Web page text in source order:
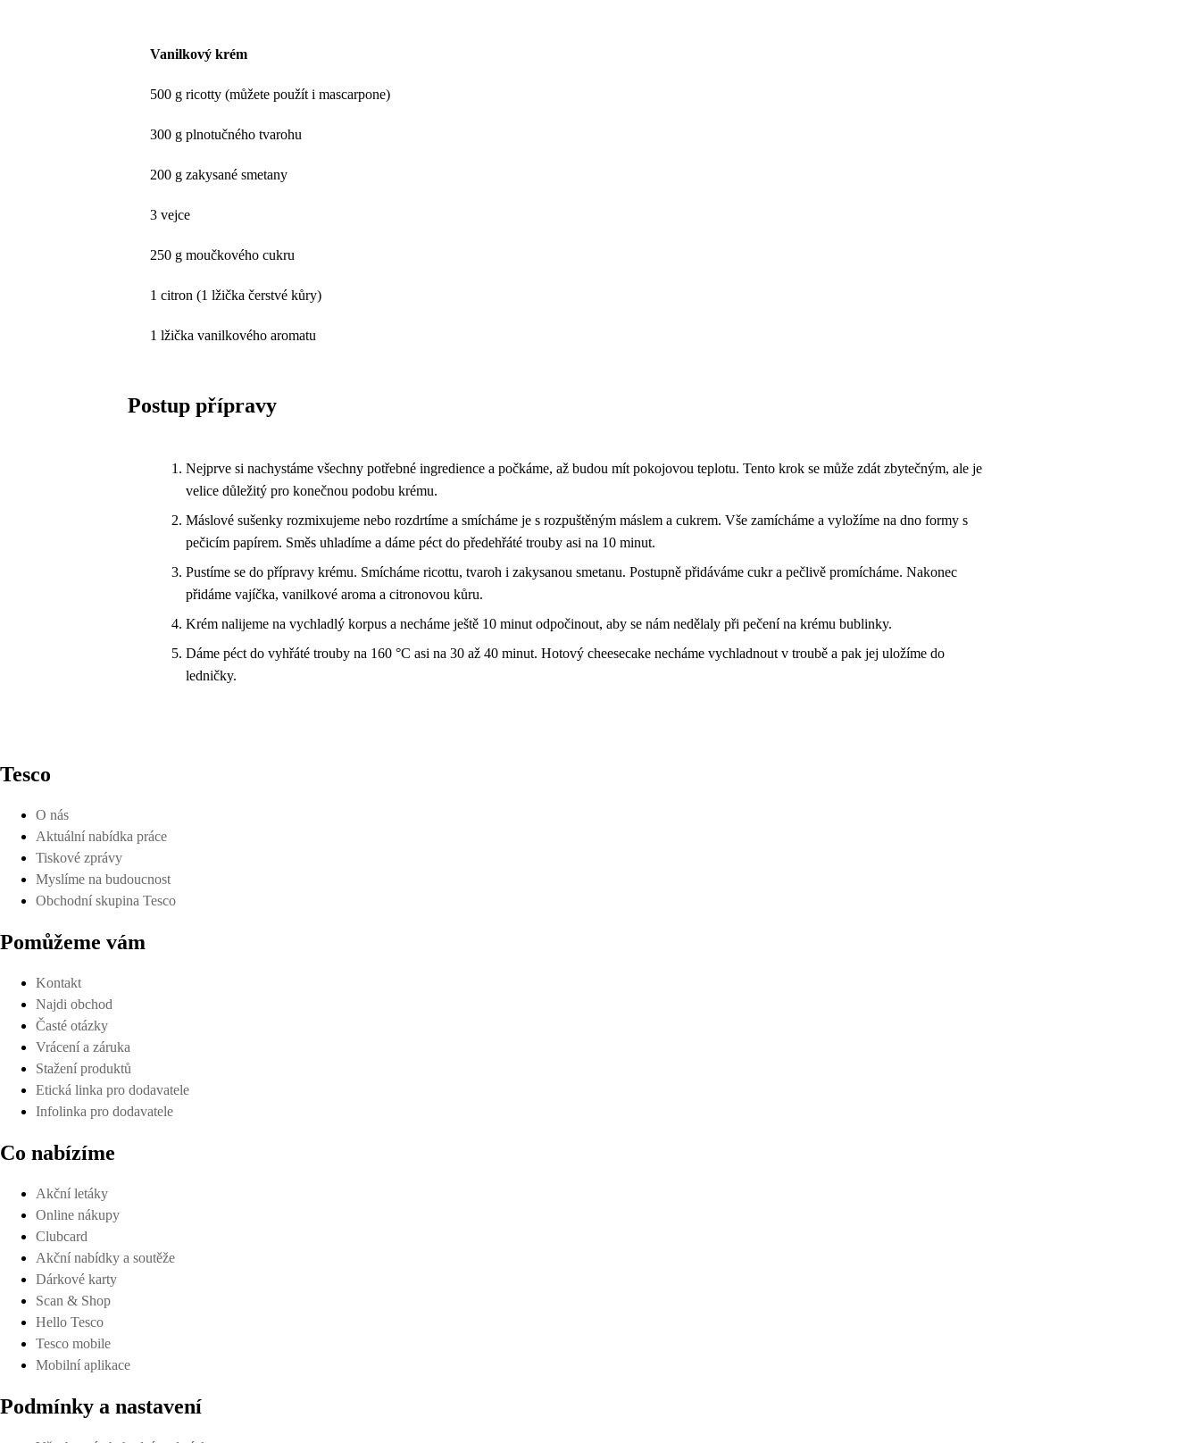
Vanilkový krém
500 g ricotty (můžete použít i mascarpone)
300 g plnotučného tvarohu
200 g zakysané smetany
3 vejce
250 g moučkového cukru
1 citron (1 lžička čerstvé kůry)
1 lžička vanilkového aromatu
Postup přípravy
Nejprve si nachystáme všechny potřebné ingredience a počkáme, až budou mít pokojovou teplotu. Tento krok se může zdát zbytečným, ale je
velice důležitý pro konečnou podobu krému.
Máslové sušenky rozmixujeme nebo rozdrtíme a smícháme je s rozpuštěným máslem a cukrem. Vše zamícháme a vyložíme na dno formy s
pečicím papírem. Směs uhladíme a dáme péct do předehřáté trouby asi na 10 minut.
Pustíme se do přípravy krému. Smícháme ricottu, tvaroh i zakysanou smetanu. Postupně přidáváme cukr a pečlivě promícháme. Nakonec
přidáme vajíčka, vanilkové aroma a citronovou kůru.
Krém nalijeme na vychladlý korpus a necháme ještě 10 minut odpočinout, aby se nám nedělaly při pečení na krému bublinky.
Dáme péct do vyhřáté trouby na 160 °C asi na 30 až 40 minut. Hotový cheesecake necháme vychladnout v troubě a pak jej uložíme do
ledničky.
Tesco
O nás
Aktuální nabídka práce
Tiskové zprávy
Myslíme na budoucnost
Obchodní skupina Tesco
Pomůžeme vám
Kontakt
Najdi obchod
Časté otázky
Vrácení a záruka
Stažení produktů
Etická linka pro dodavatele
Infolinka pro dodavatele
Co nabízíme
Akční letáky
Online nákupy
Clubcard
Akční nabídky a soutěže
Dárkové karty
Scan & Shop
Hello Tesco
Tesco mobile
Mobilní aplikace
Podmínky a nastavení